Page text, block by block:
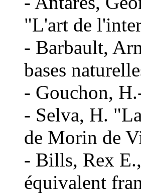
"L'art de
- Barbault,
bases
- Gouchon,
- Selva, H.
de Morin de
- Bills, Rex
équivalent